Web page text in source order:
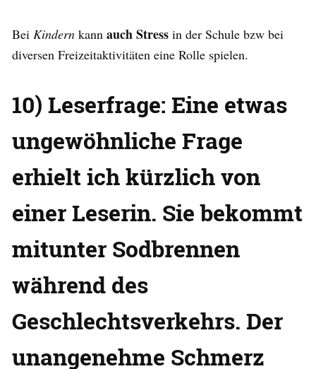
Bei Kindern kann auch Stress in der Schule bzw bei
diversen Freizeitaktivitäten eine Rolle spielen.
10) Leserfrage: Eine etwas
ungewöhnliche Frage
erhielt ich kürzlich von
einer Leserin. Sie bekommt
mitunter Sodbrennen
während des
Geschlechtsverkehrs. Der
unangenehme Schmerz